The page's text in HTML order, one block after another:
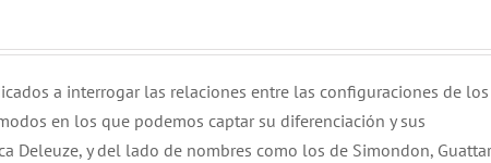
a interrogar las relaciones entre las configuraciones de los
en los que podemos captar su diferenciación y sus
Deleuze, y del lado de nombres como los de Simondon,